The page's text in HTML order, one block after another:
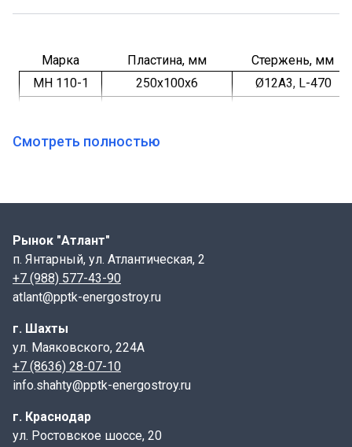
Марка Пластина, мм
Стержень, мм
МН 110-1
250х100х6
Ø12А3, L-470
Цена на все закладные МН - 153 руб.\1 кг. с НДС.,
150 руб/1кг
Смотреть полностью
Рынок "Атлант"
п. Янтарный, ул. Атлантическая, 2
+7 (988) 577-43-90
atlant@pptk-energostroy.ru
г. Шахты
ул. Маяковского, 224А
+7 (8636) 28-07-10
info.shahty@pptk-energostroy.ru
г. Краснодар
ул. Ростовское шоссе, 20